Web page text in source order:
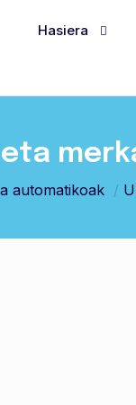
Hasiera
automatikoak /